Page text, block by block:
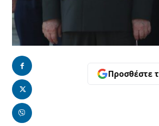
Προσθέστε